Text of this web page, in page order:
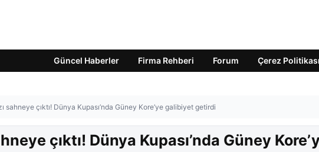
Güncel Haberler Firma Rehberi Forum Çerez Politikası
sahneye çıktı! Dünya Kupası’nda Güney Kore’ye galibiyet getirdi
çıktı! Dünya Kupası’nda Güney